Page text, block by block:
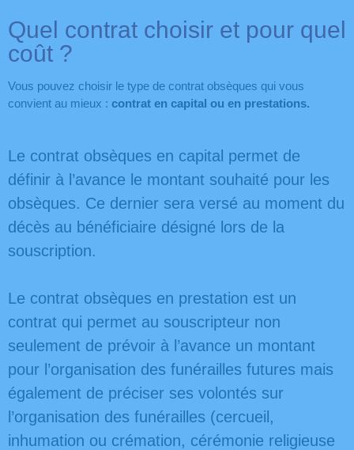
Quel contrat choisir et pour quel
coût ?
Vous pouvez choisir le type de contrat obsèques qui vous
convient au mieux : contrat en capital ou en prestations.
Le contrat obsèques en capital permet de
définir à l’avance le montant souhaité pour les
obsèques. Ce dernier sera versé au moment du
décès au bénéficiaire désigné lors de la
souscription.
Le contrat obsèques en prestation est un
contrat qui permet au souscripteur non
seulement de prévoir à l’avance un montant
pour l’organisation des funérailles futures mais
également de préciser ses volontés sur
l’organisation des funérailles (cercueil,
inhumation ou crémation, cérémonie religieuse